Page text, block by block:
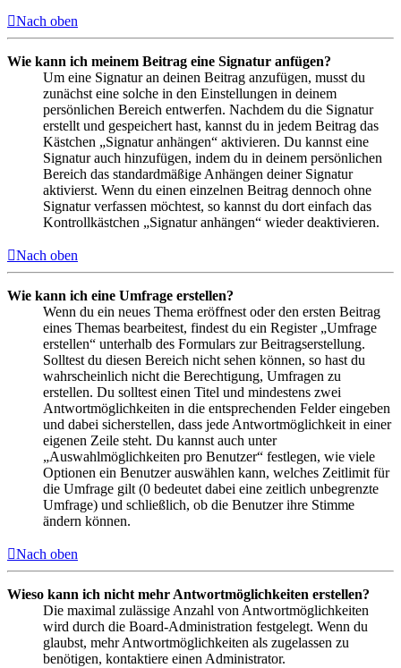
Nach oben
Wie kann ich meinem Beitrag eine Signatur anfügen?
Um eine Signatur an deinen Beitrag anzufügen, musst du
zunächst eine solche in den Einstellungen in deinem
persönlichen Bereich entwerfen. Nachdem du die Signatur
erstellt und gespeichert hast, kannst du in jedem Beitrag das
Kästchen „Signatur anhängen“ aktivieren. Du kannst eine
Signatur auch hinzufügen, indem du in deinem persönlichen
Bereich das standardmäßige Anhängen deiner Signatur
aktivierst. Wenn du einen einzelnen Beitrag dennoch ohne
Signatur verfassen möchtest, so kannst du dort einfach das
Kontrollkästchen „Signatur anhängen“ wieder deaktivieren.
Nach oben
Wie kann ich eine Umfrage erstellen?
Wenn du ein neues Thema eröffnest oder den ersten Beitrag
eines Themas bearbeitest, findest du ein Register „Umfrage
erstellen“ unterhalb des Formulars zur Beitragserstellung.
Solltest du diesen Bereich nicht sehen können, so hast du
wahrscheinlich nicht die Berechtigung, Umfragen zu
erstellen. Du solltest einen Titel und mindestens zwei
Antwortmöglichkeiten in die entsprechenden Felder eingeben
und dabei sicherstellen, dass jede Antwortmöglichkeit in einer
eigenen Zeile steht. Du kannst auch unter
„Auswahlmöglichkeiten pro Benutzer“ festlegen, wie viele
Optionen ein Benutzer auswählen kann, welches Zeitlimit für
die Umfrage gilt (0 bedeutet dabei eine zeitlich unbegrenzte
Umfrage) und schließlich, ob die Benutzer ihre Stimme
ändern können.
Nach oben
Wieso kann ich nicht mehr Antwortmöglichkeiten erstellen?
Die maximal zulässige Anzahl von Antwortmöglichkeiten
wird durch die Board-Administration festgelegt. Wenn du
glaubst, mehr Antwortmöglichkeiten als zugelassen zu
benötigen, kontaktiere einen Administrator.